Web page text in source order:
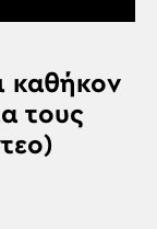
καθήκον
τους